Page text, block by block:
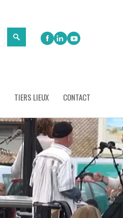
TIERS LIEUX CONTACT